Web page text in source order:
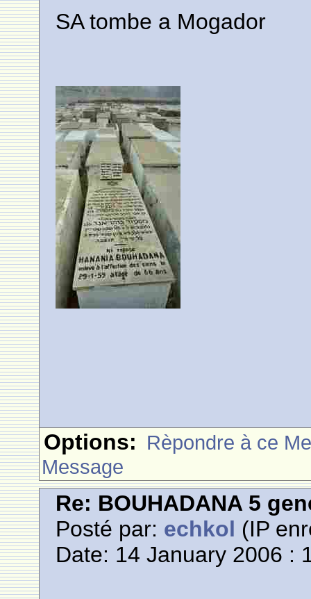
SA tombe a Mogador
Options: Rèpondre à ce
Message
Re: BOUHADANA 5
Posté par: echkol (IP
Date: 14 January 2006 :